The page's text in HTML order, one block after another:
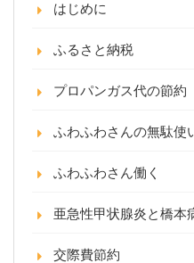
はじめに
ふるさと納税
プロパンガス代の節約
ふわふわさんの無駄使
ふわふわさん働く
亜急性甲状腺炎と橋本
交際費節約